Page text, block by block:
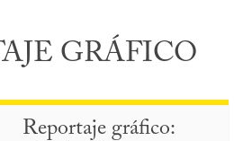
GRÁFICO
Reportaje gráfico: